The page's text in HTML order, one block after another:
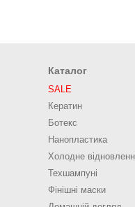
Каталог
SALE
Кератин
Ботекс
Нанопластика
Холодне
Техшампуні
Фінішні маски